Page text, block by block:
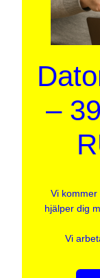
–
Vi kommer
hjälper dig
Vi